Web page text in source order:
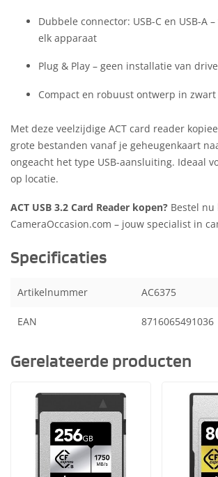
Dubbele connector: USB-C en USB-A
elk apparaat
Plug & Play – geen installatie van
Compact en robuust ontwerp in
Met deze veelzijdige ACT card reader
grote bestanden vanaf je geheugenkaart
ongeacht het type USB-aansluiting. Ideaal
op locatie.
ACT USB 3.2 Card Reader kopen? Bestel nu
CameraOccasion.com – jouw specialist in
Specificaties
Artikelnummer AC6375
EAN 8716065491036
Gerelateerde producten